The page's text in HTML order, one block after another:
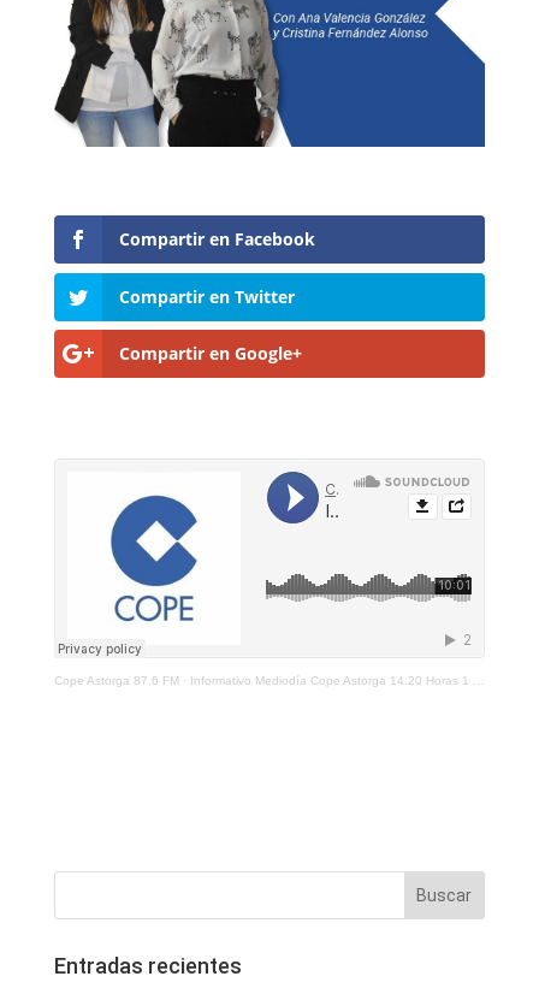
Compartir en Facebook
Compartir en Twitter
Compartir en Google+
Cope Astorga 87.6 FM· Informativo Mediodía Cope Astorga 14.20 Horas 1 De Septiembre 2021
Entradas recientes